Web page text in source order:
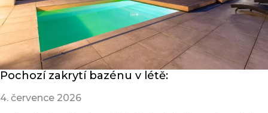
Pochozí zakrytí bazénu v létě:
4. července 2026